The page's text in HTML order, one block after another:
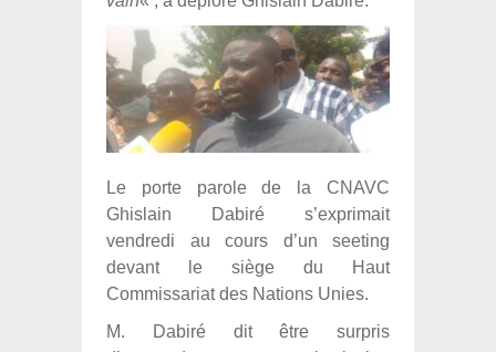
Le porte parole de la CNAVC
Ghislain Dabiré s’exprimait
vendredi au cours d’un seeting
devant le siège du Haut
Commissariat des Nations Unies.
M. Dabiré dit être surpris